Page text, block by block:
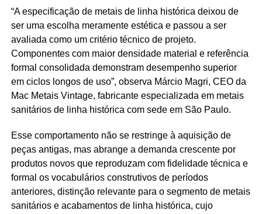
“A especificação de metais de linha histórica deixou de
ser uma escolha meramente estética e passou a ser
avaliada como um critério técnico de projeto.
Componentes com maior densidade material e referência
formal consolidada demonstram desempenho superior
em ciclos longos de uso”, observa Márcio Magri, CEO da
Mac Metais Vintage, fabricante especializada em metais
sanitários de linha histórica com sede em São Paulo.
Esse comportamento não se restringe à aquisição de
peças antigas, mas abrange a demanda crescente por
produtos novos que reproduzam com fidelidade técnica e
formal os vocabulários construtivos de períodos
anteriores, distinção relevante para o segmento de metais
sanitários e acabamentos de linha histórica, cujo